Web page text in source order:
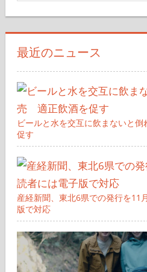
象:
ビールと水を交互に飲まないと
促す
産経新聞、東北6県での発行を11
版で対応